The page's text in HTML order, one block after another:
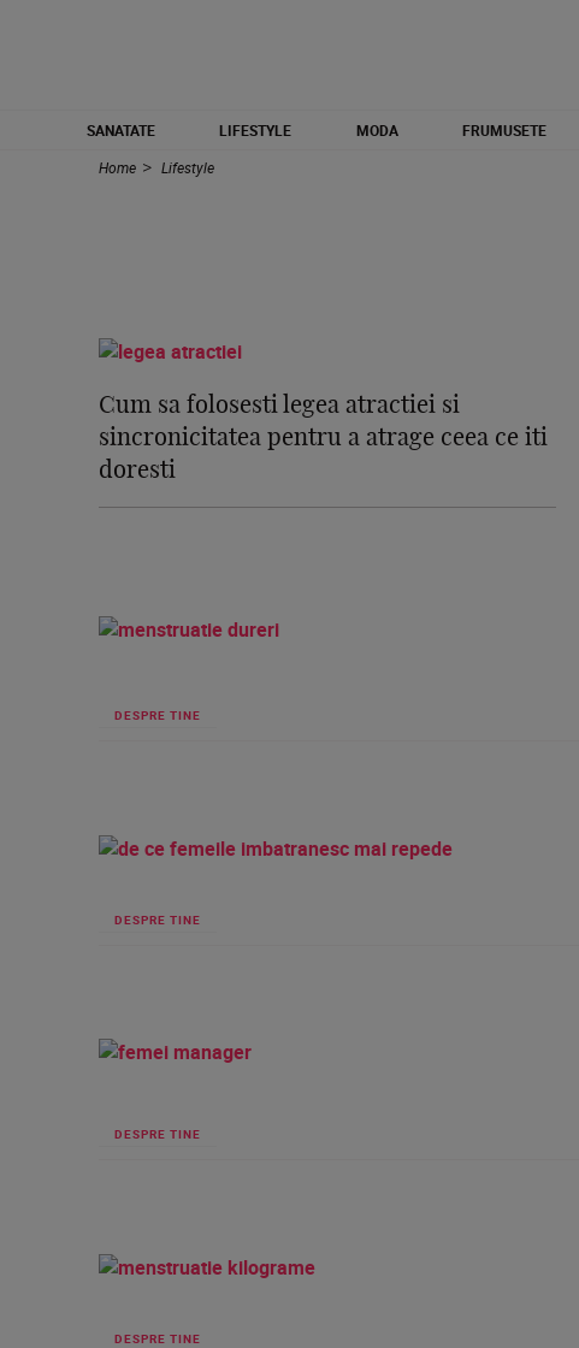
SANATATE LIFESTYLE MODA FRUMUSETE
Home
Lifestyle
Cum sa folosesti legea atractiei si
sincronicitatea pentru a atrage ceea ce iti
doresti
DESPRE TINE
DESPRE TINE
DESPRE TINE
DESPRE TINE